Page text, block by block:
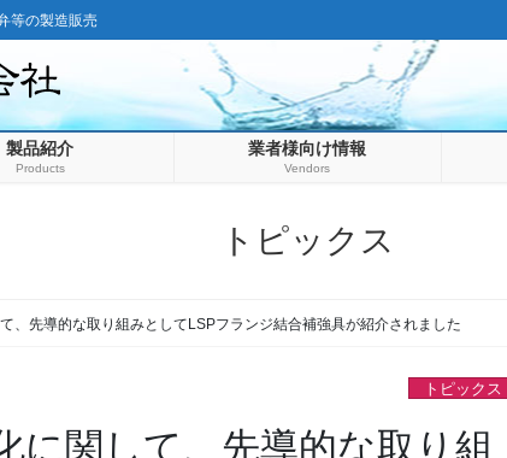
等の製造販売
製品紹介
Products
業者様向け情報
Vendors
トピックス
、先導的な取り組みとしてLSPフランジ結合補強具が紹介されました
トピックス
に関して、先導的な取り組